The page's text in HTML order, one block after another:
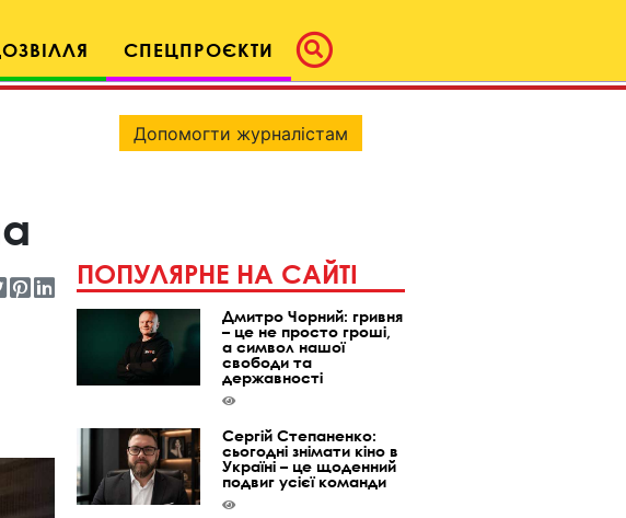
СПЕЦПРОЄКТИ
Допомогти журналістам
ПОПУЛЯРНЕ НА САЙТІ
Дмитро Чорний: гривня
– це не просто гроші,
а символ нашої
свободи та
державності
Сергій Степаненко:
сьогодні знімати кіно в
Україні – це щоденний
подвиг усієї команди